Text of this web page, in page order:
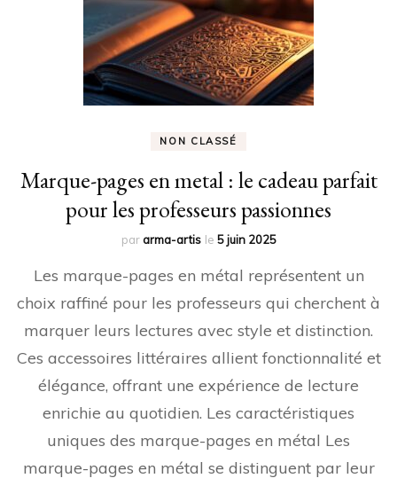
NON CLASSÉ
Marque-pages en metal : le cadeau parfait
pour les professeurs passionnes
pararma-artis le 5 juin 2025
Les marque-pages en métal représentent un
choix raffiné pour les professeurs qui cherchent à
marquer leurs lectures avec style et distinction.
Ces accessoires littéraires allient fonctionnalité et
élégance, offrant une expérience de lecture
enrichie au quotidien. Les caractéristiques
uniques des marque-pages en métal Les
marque-pages en métal se distinguent par leur